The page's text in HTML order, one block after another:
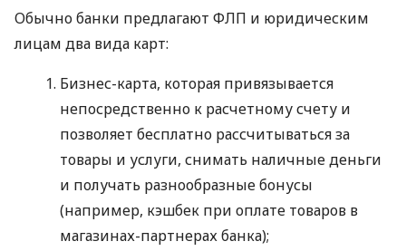
Обычно банки предлагают ФЛП и юридическим
лицам два вида карт:
Бизнес-карта, которая привязывается
непосредственно к расчетному счету и
позволяет бесплатно рассчитываться за
товары и услуги, снимать наличные деньги
и получать разнообразные бонусы
(например, кэшбек при оплате товаров в
магазинах-партнерах банка);